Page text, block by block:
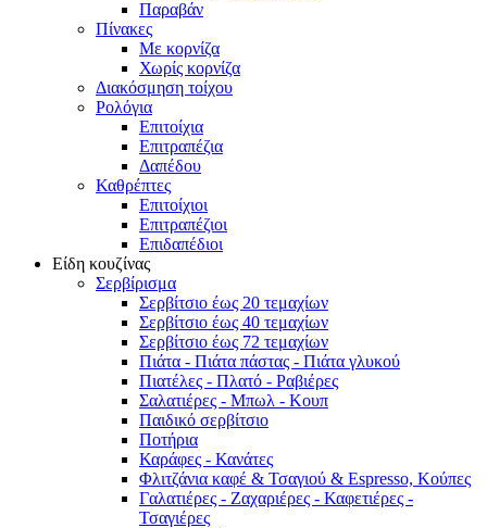
Παραβάν
Πίνακες
Με κορνίζα
Χωρίς κορνίζα
Διακόσμηση τοίχου
Ρολόγια
Επιτοίχια
Επιτραπέζια
Δαπέδου
Καθρέπτες
Επιτοίχιοι
Επιτραπέζιοι
Επιδαπέδιοι
Είδη κουζίνας
Σερβίρισμα
Σερβίτσιο έως 20 τεμαχίων
Σερβίτσιο έως 40 τεμαχίων
Σερβίτσιο έως 72 τεμαχίων
Πιάτα - Πιάτα πάστας - Πιάτα γλυκού
Πιατέλες - Πλατό - Ραβιέρες
Σαλατιέρες - Μπωλ - Κουπ
Παιδικό σερβίτσιο
Ποτήρια
Καράφες - Κανάτες
Φλιτζάνια καφέ & Τσαγιού & Espresso, Κούπες
Γαλατιέρες - Ζαχαριέρες - Καφετιέρες -
Τσαγιέρες